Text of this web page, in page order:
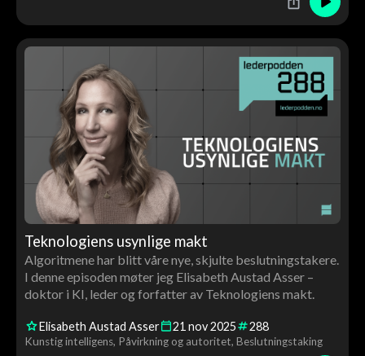
Teknologiens usynlige makt
Algoritmene har blitt våre nye, skjulte beslutningstakere.
I denne episoden møter jeg Elisabeth Austad Asser –
doktor i KI, leder og forfatter av Teknologiens makt.
Elisabeth Austad Asser 21 nov2025 288
Kunstig intelligens Påvirkning og autoritet Beslutningstaking